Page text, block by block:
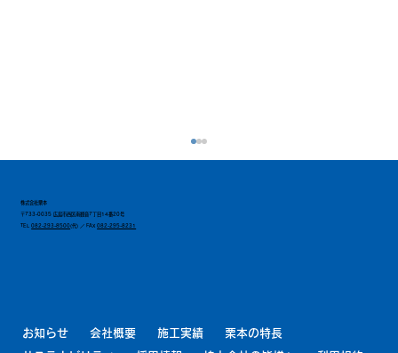
お知らせ 会社概要 施工実績
栗本の特長
株式会社栗本
TEL082-293-8500(代) ／ FAX082-295-8231
〒733-0035 広島市西区南観音7丁目14番20号